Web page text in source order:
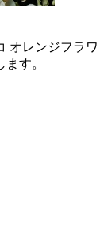
オレンジフラワ
す。